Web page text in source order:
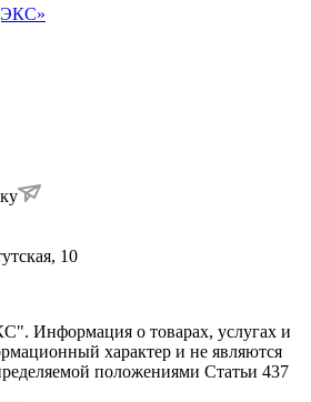
10
Информация о товарах, услугах и
характер и не являются
положениями Статьи 437